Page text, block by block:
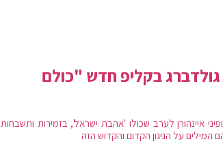
גולדברג בקליפ חדש "כולם
איינהורן לערב שכולו 'אהבת ישראל', בזמירות ותשבחות
המילים על הניגון הקדום והקדוש הזה